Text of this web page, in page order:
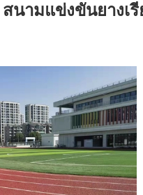
นามแข่งขันยางเ